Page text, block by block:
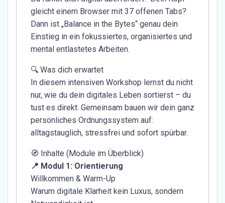
gleicht einem Browser mit 37 offenen Tabs?
Dann ist „Balance in the Bytes“ genau dein
Einstieg in ein fokussiertes, organisiertes und
mental entlastetes Arbeiten.
🔍 Was dich erwartet
In diesem intensiven Workshop lernst du nicht
nur, wie du dein digitales Leben sortierst – du
tust es direkt. Gemeinsam bauen wir dein ganz
persönliches Ordnungssystem auf:
alltagstauglich, stressfrei und sofort spürbar.
🧭 Inhalte (Module im Überblick)
📍 Modul 1: Orientierung
Willkommen & Warm-Up
Warum digitale Klarheit kein Luxus, sondern